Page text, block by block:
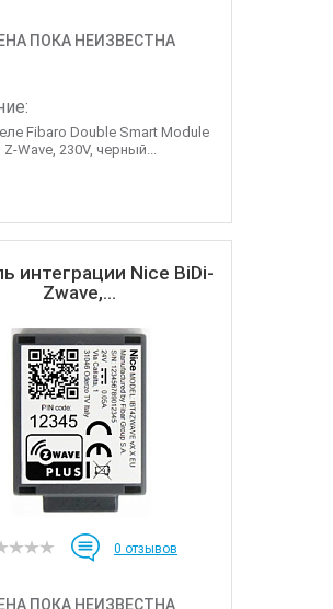
ПОКА НЕИЗВЕСТНА
Fibaro Double Smart Module
Z-Wave, 230V, черный...
интеграции Nice BiDi-
Zwave,...
0 отзывов
ПОКА НЕИЗВЕСТНА